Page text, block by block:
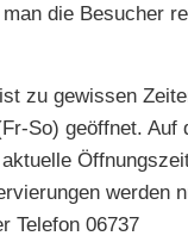
man die Besucher
zu gewissen
So) geöffnet. Auf
werden
Telefon 06737